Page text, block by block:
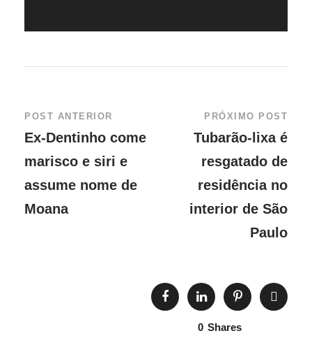
d
v
o
POST ANTERIOR
Ex-Dentinho come
marisco e siri e
assume nome de
Moana
PRÓXIMO POST
Tubarão-lixa é
resgatado de
residência no
interior de São
Paulo
0 Shares